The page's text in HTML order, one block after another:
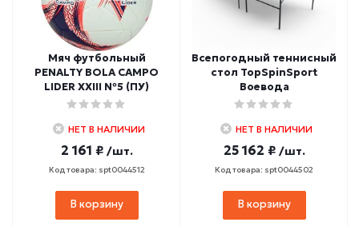
Мяч футбольный
PENALTY BOLA CAMPO
LIDER XXIII №5 (ПУ)
НЕТ В НАЛИЧИИ
2 161 ₽ /шт.
Код товара: spt0044512
В корзину
Всепогодный теннисный
стол TopSpinSport
Воевода
НЕТ В НАЛИЧИИ
25 162 ₽ /шт.
Код товара: spt0044502
В корзину